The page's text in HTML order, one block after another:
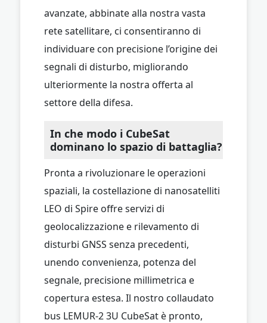
avanzate, abbinate alla nostra vasta
rete satellitare, ci consentiranno di
individuare con precisione l’origine dei
segnali di disturbo, migliorando
ulteriormente la nostra offerta al
settore della difesa.
In che modo i CubeSat
dominano lo spazio di battaglia?
Pronta a rivoluzionare le operazioni
spaziali, la costellazione di nanosatelliti
LEO di Spire offre servizi di
geolocalizzazione e rilevamento di
disturbi GNSS senza precedenti,
unendo convenienza, potenza del
segnale, precisione millimetrica e
copertura estesa. Il nostro collaudato
bus LEMUR-2 3U CubeSat è pronto,